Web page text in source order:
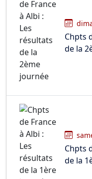
Chpts
de la
Chpts
de la